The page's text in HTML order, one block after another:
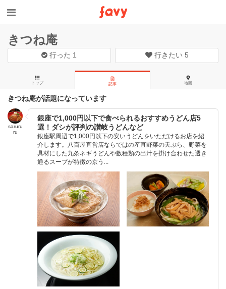
きつね庵
行った 1 行きたい 5
トップ 記事 地図
きつね庵が話題になっています
saruru
ru
銀座で1,000円以下で食べられるおすすめうどん店5
選！ダシが評判の讃岐うどんなど
銀座駅周辺で1,000円以下の安いうどんをいただけるお店を紹
介します。八百屋直営店ならではの産直野菜の天ぷら、野菜を
具材にした九条ネギうどんや数種類の出汁を掛け合わせた透き
通るスープが特徴の京う...